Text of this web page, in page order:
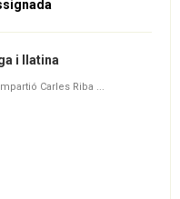
i llatina
Carles Riba ...